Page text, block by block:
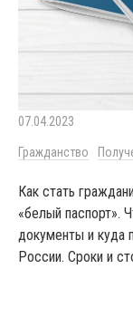
07.04.2023
Гражданство
Как стать
«белый паспорт».
документы и куда
России. Сроки и